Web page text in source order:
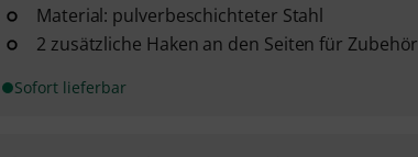
Material: pulverbeschichteter Stahl
2 zusätzliche Haken an den Seiten für Zubehör
Sofort lieferbar